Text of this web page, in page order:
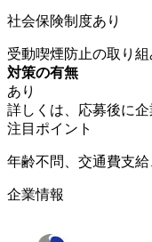
社会保険制度あり
受動喫煙防止の取り組
対策の有無
あり
詳しくは、応募後に
注目ポイント
年齢不問、交通費支給
企業情報